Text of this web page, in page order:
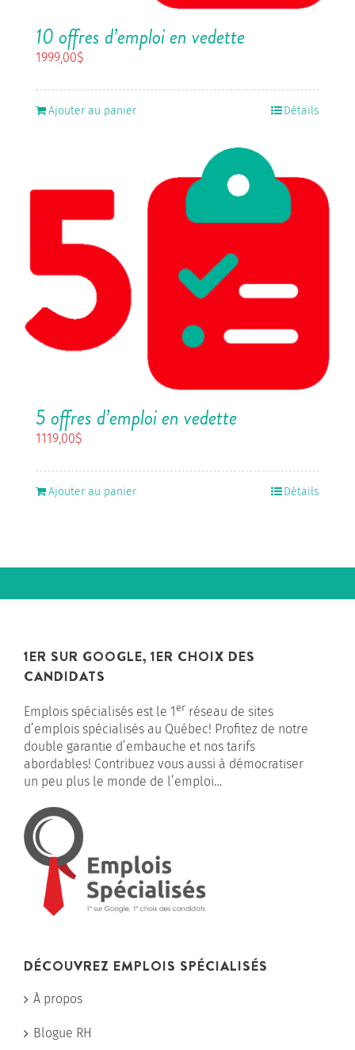
10 offres d’emploi en vedette
1999,00$
Ajouter au panier Détails
5 offres d’emploi en vedette
1119,00$
Ajouter au panier Détails
1ER SUR GOOGLE, 1ER CHOIX DES
CANDIDATS
Emplois spécialisés est le 1er réseau de sites
d’emplois spécialisés au Québec! Profitez de notre
double garantie d’embauche et nos tarifs
abordables! Contribuez vous aussi à démocratiser
un peu plus le monde de l’emploi…
DÉCOUVREZ EMPLOIS SPÉCIALISÉS
À propos
Blogue RH